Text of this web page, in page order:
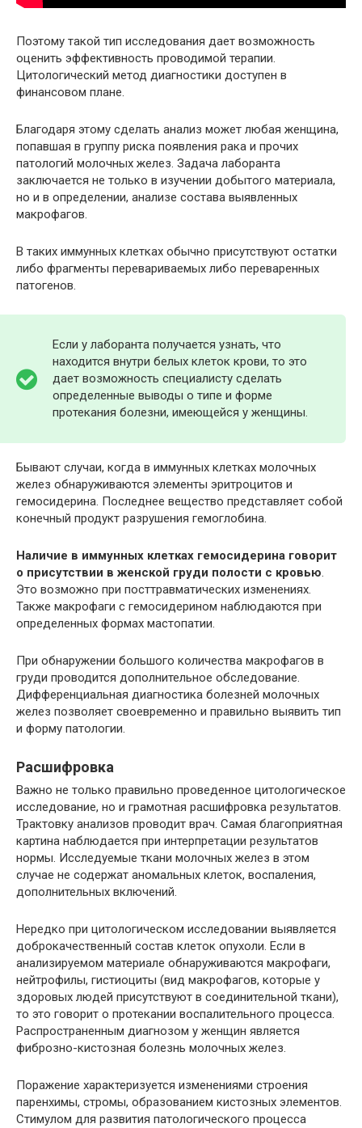
Поэтому такой тип исследования дает возможность
оценить эффективность проводимой терапии.
Цитологический метод диагностики доступен в
финансовом плане.
Благодаря этому сделать анализ может любая женщина,
попавшая в группу риска появления рака и прочих
патологий молочных желез. Задача лаборанта
заключается не только в изучении добытого материала,
но и в определении, анализе состава выявленных
макрофагов.
В таких иммунных клетках обычно присутствуют остатки
либо фрагменты перевариваемых либо переваренных
патогенов.
Если у лаборанта получается узнать, что
находится внутри белых клеток крови, то это
дает возможность специалисту сделать
определенные выводы о типе и форме
протекания болезни, имеющейся у женщины.
Бывают случаи, когда в иммунных клетках молочных
желез обнаруживаются элементы эритроцитов и
гемосидерина. Последнее вещество представляет собой
конечный продукт разрушения гемоглобина.
Наличие в иммунных клетках гемосидерина говорит
о присутствии в женской груди полости с кровью.
Это возможно при посттравматических изменениях.
Также макрофаги с гемосидерином наблюдаются при
определенных формах мастопатии.
При обнаружении большого количества макрофагов в
груди проводится дополнительное обследование.
Дифференциальная диагностика болезней молочных
желез позволяет своевременно и правильно выявить тип
и форму патологии.
Расшифровка
Важно не только правильно проведенное цитологическое
исследование, но и грамотная расшифровка результатов.
Трактовку анализов проводит врач. Самая благоприятная
картина наблюдается при интерпретации результатов
нормы. Исследуемые ткани молочных желез в этом
случае не содержат аномальных клеток, воспаления,
дополнительных включений.
Нередко при цитологическом исследовании выявляется
доброкачественный состав клеток опухоли. Если в
анализируемом материале обнаруживаются макрофаги,
нейтрофилы, гистиоциты (вид макрофагов, которые у
здоровых людей присутствуют в соединительной ткани),
то это говорит о протекании воспалительного процесса.
Распространенным диагнозом у женщин является
фиброзно-кистозная болезнь молочных желез.
Поражение характеризуется изменениями строения
паренхимы, стромы, образованием кистозных элементов.
Стимулом для развития патологического процесса